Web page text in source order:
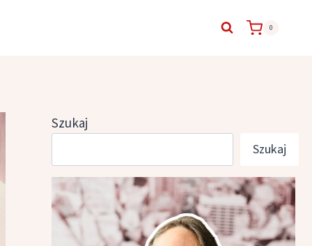
0
Szukaj
Szukaj